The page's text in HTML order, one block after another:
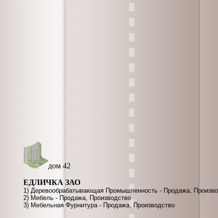
дом 42
ЕДЛИЧКА ЗАО
1) Деревообрабатывающая Промышленность - Продажа,
2) Мебель - Продажа, Производство
3) Мебельная Фурнитура - Продажа, Производство